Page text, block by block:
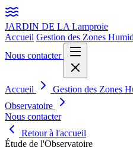
JARDIN DE LA Lamproie
Accueil Gestion des Zones
Nous contacter
Accueil Gestion des Zones
Observatoire
Nous contacter
Retour à l'accueil
Étude de l'Observatoire